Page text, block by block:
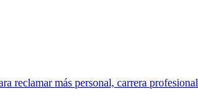
reclamar más personal, carrera